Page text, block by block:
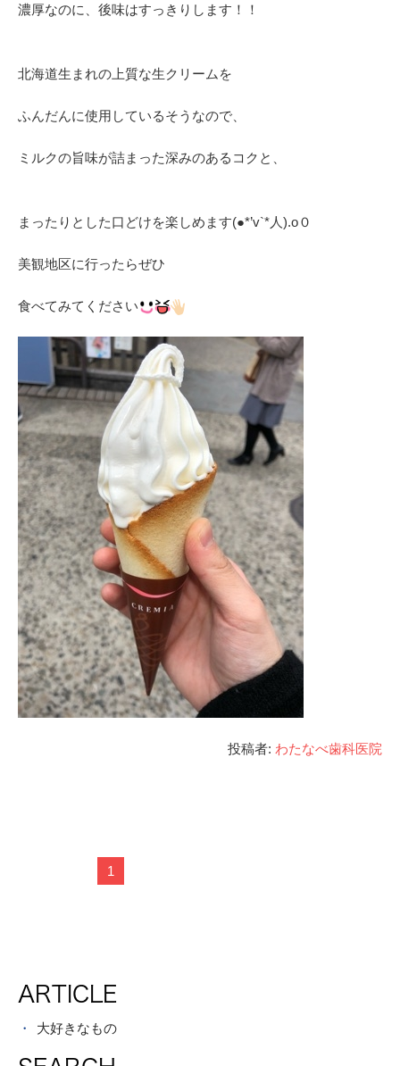
濃厚なのに、後味はすっきりします！！
北海道生まれの上質な生クリームを
ふんだんに使用しているそうなので、
ミルクの旨味が詰まった深みのあるコクと、
まったりとした口どけを楽しめます(●*’v`*人).o０
美観地区に行ったらぜひ
食べてみてください
投稿者: わたなべ歯科医院
1
ARTICLE
大好きなもの